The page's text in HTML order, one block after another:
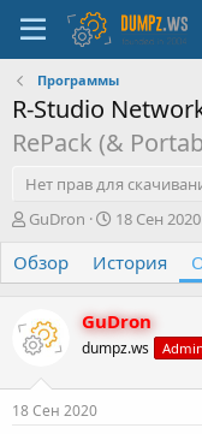
Программы
R-Studio
RePack (&
Нет прав для
А
т
о
т
е
ы
GuDron
Д
т
а
а
ч
л
18 Сен 2020
Обзор История
GuDron
dumpz.ws Admin
18 Сен 2020